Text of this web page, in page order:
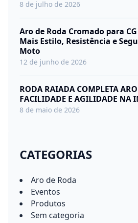
8 de julho de 2026
Aro de Roda Cromado para
Mais Estilo, Resistência e
Moto
12 de junho de 2026
RODA RAIADA COMPLETA
FACILIDADE E AGILIDADE NA
8 de maio de 2026
CATEGORIAS
Aro de Roda
Eventos
Produtos
Sem categoria